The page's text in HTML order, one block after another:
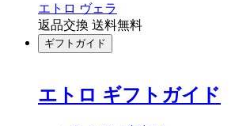
エトロ ヴェラ
返品交換 送料無料
ギフトガイド
エトロ ギフトガイド